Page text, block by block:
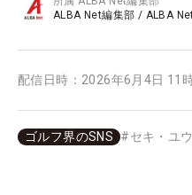
ALBA Net編集部 / ALBA
配信日時： 2026年6月4日 11
ゴルフ界のSNS #セキ・ユ